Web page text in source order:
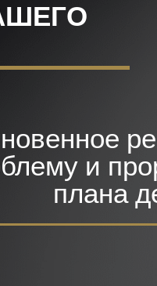
и
плана